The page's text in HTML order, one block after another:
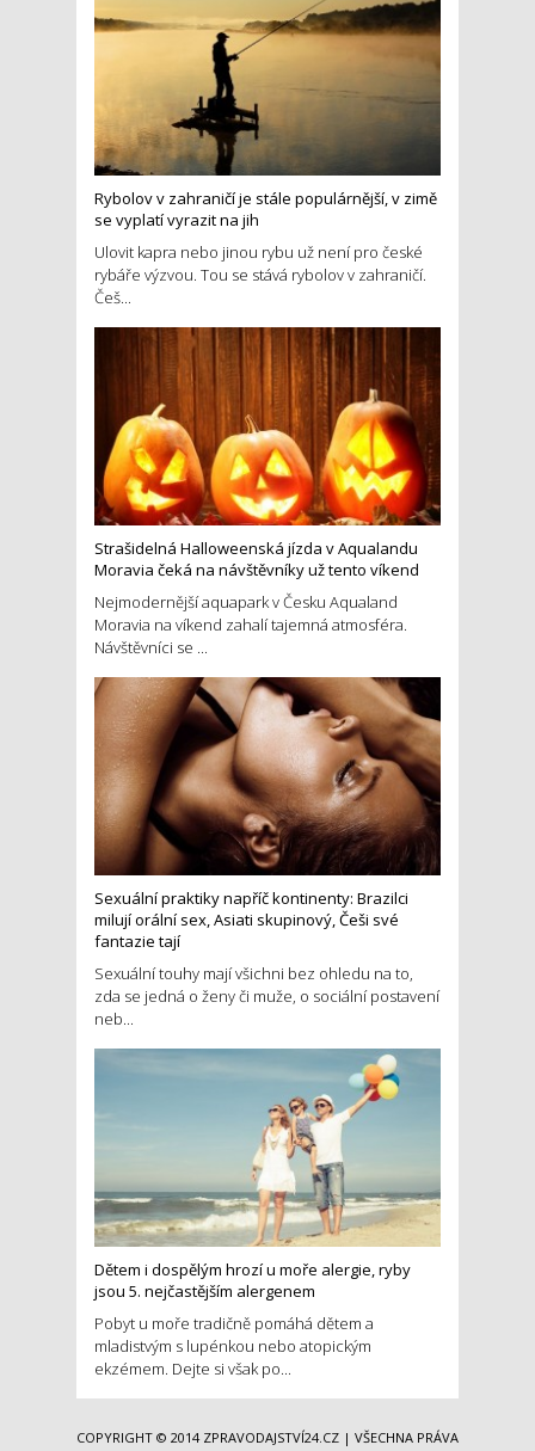
Rybolov v zahraničí je stále populárnější, v zimě
se vyplatí vyrazit na jih
Ulovit kapra nebo jinou rybu už není pro české
rybáře výzvou. Tou se stává rybolov v zahraničí.
Češ...
Strašidelná Halloweenská jízda v Aqualandu
Moravia čeká na návštěvníky už tento víkend
Nejmodernější aquapark v Česku Aqualand
Moravia na víkend zahalí tajemná atmosféra.
Návštěvníci se ...
Sexuální praktiky napříč kontinenty: Brazilci
milují orální sex, Asiati skupinový, Češi své
fantazie tají
Sexuální touhy mají všichni bez ohledu na to,
zda se jedná o ženy či muže, o sociální postavení
neb...
Dětem i dospělým hrozí u moře alergie, ryby
jsou 5. nejčastějším alergenem
Pobyt u moře tradičně pomáhá dětem a
mladistvým s lupénkou nebo atopickým
ekzémem. Dejte si však po...
COPYRIGHT © 2014 ZPRAVODAJSTVÍ24.CZ | VŠECHNA PRÁVA